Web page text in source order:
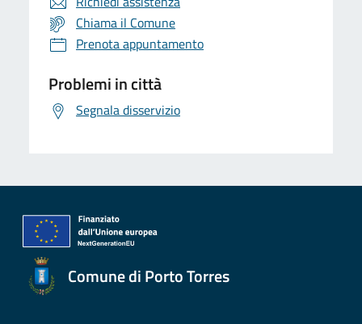
Chiama il Comune
Prenota appuntamento
Problemi in città
Segnala disservizio
Comune di Porto Torres